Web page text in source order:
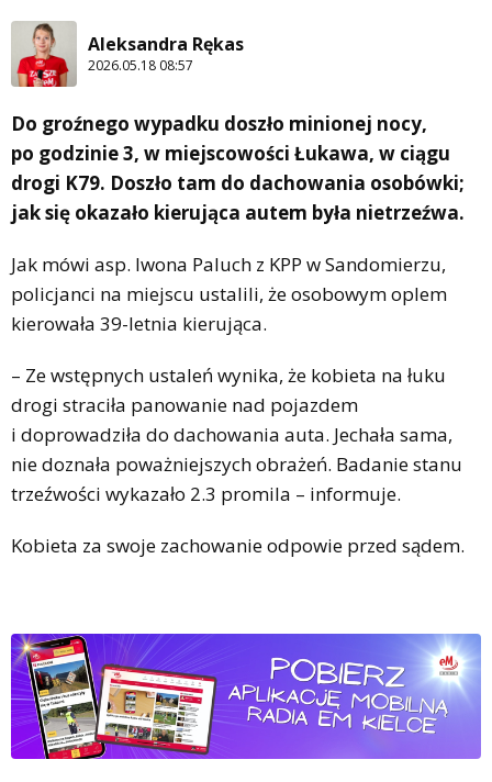
Aleksandra Rękas
2026.05.18 08:57
Do groźnego wypadku doszło minionej nocy,
po godzinie 3, w miejscowości Łukawa, w ciągu
drogi K79. Doszło tam do dachowania osobówki;
jak się okazało kierująca autem była nietrzeźwa.
Jak mówi asp. Iwona Paluch z KPP w Sandomierzu,
policjanci na miejscu ustalili, że osobowym oplem
kierowała 39-letnia kierująca.
– Ze wstępnych ustaleń wynika, że kobieta na łuku
drogi straciła panowanie nad pojazdem
i doprowadziła do dachowania auta. Jechała sama,
nie doznała poważniejszych obrażeń. Badanie stanu
trzeźwości wykazało 2.3 promila – informuje.
Kobieta za swoje zachowanie odpowie przed sądem.